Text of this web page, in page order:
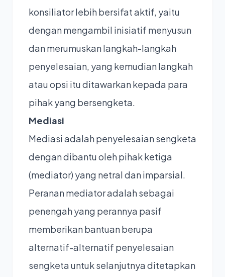
konsiliator lebih bersifat aktif, yaitu
dengan mengambil inisiatif menyusun
dan merumuskan langkah-langkah
penyelesaian, yang kemudian langkah
atau opsi itu ditawarkan kepada para
pihak yang bersengketa.
Mediasi
Mediasi adalah penyelesaian sengketa
dengan dibantu oleh pihak ketiga
(mediator) yang netral dan imparsial.
Peranan mediator adalah sebagai
penengah yang perannya pasif
memberikan bantuan berupa
alternatif-alternatif penyelesaian
sengketa untuk selanjutnya ditetapkan